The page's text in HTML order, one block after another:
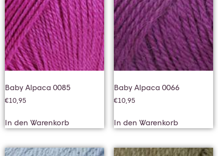
Baby Alpaca 0085
€10,95
In den Warenkorb
Baby Alpaca 0066
€10,95
In den Warenkorb